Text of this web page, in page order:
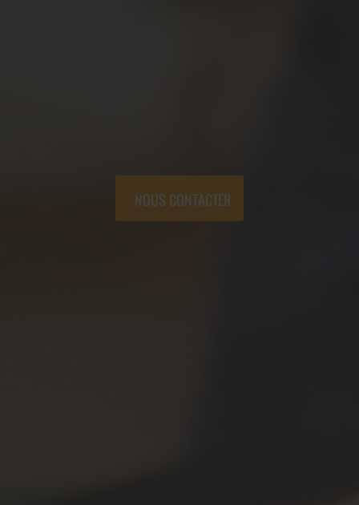
NOUS CONTACTER